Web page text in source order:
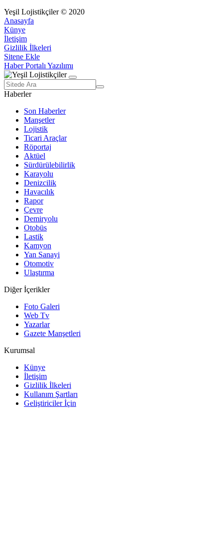
Yeşil Lojistikçiler © 2020
Anasayfa
Künye
İletişim
Gizlilik İlkeleri
Sitene Ekle
Haber Portalı Yazılımı
Haberler
Son Haberler
Manşetler
Lojistik
Ticari Araçlar
Röportaj
Aktüel
Sürdürülebilirlik
Karayolu
Denizcilik
Havacılık
Rapor
Çevre
Demiryolu
Otobüs
Lastik
Kamyon
Yan Sanayi
Otomotiv
Ulaştırma
Diğer İçerikler
Foto Galeri
Web Tv
Yazarlar
Gazete Manşetleri
Kurumsal
Künye
İletişim
Gizlilik İlkeleri
Kullanım Şartları
Geliştiriciler İçin